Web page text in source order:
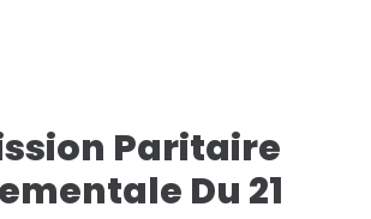
Paritaire
Du 21